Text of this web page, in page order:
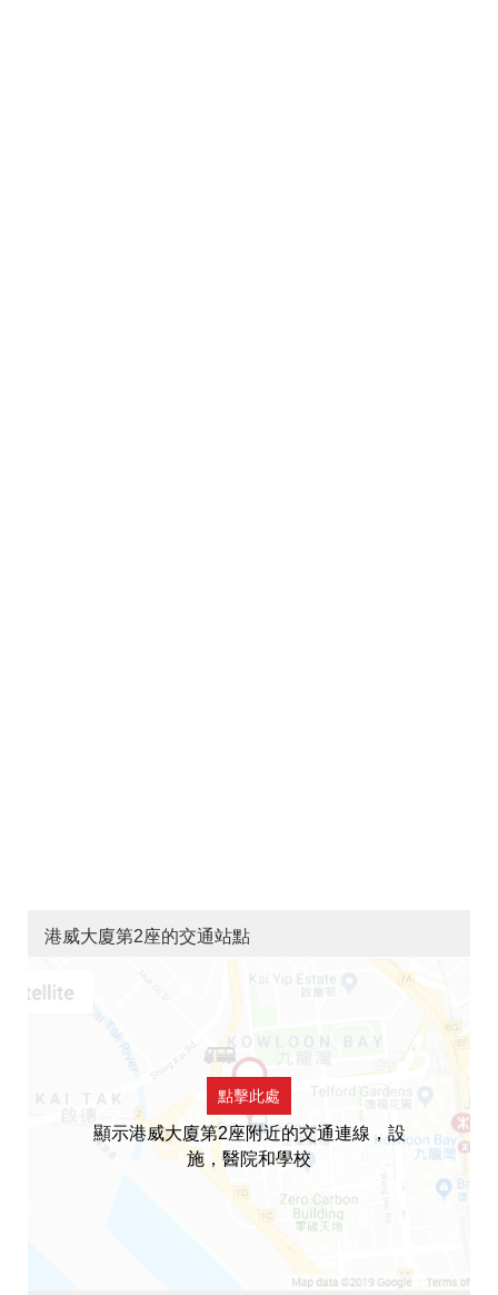
港威大廈第2座的交通站點
點擊此處
顯示港威大廈第2座附近的交通連線，設
施，醫院和學校